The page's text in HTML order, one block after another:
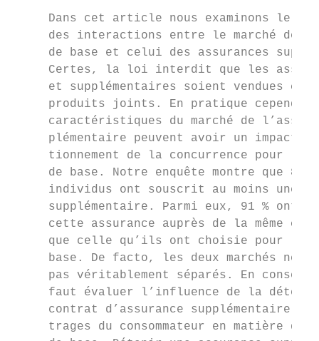
Dans cet article nous examinons le
des interactions entre le marché de
de base et celui des assurances
Certes, la loi interdit que les
et supplémentaires soient vendues
produits joints. En pratique
caractéristiques du marché de
plémentaire peuvent avoir un impact
tionnement de la concurrence pour
de base. Notre enquête montre que 88
individus ont souscrit au moins une
supplémentaire. Parmi eux, 91 % ont
cette assurance auprès de la même
que celle qu’ils ont choisie pour
base. De facto, les deux marchés ne
pas véritablement séparés. En
faut évaluer l’influence de la
contrat d’assurance supplémentaire
trages du consommateur en matière